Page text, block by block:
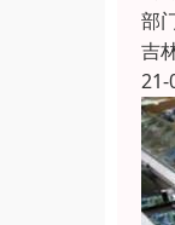
部
吉
21-